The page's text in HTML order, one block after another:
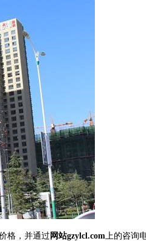
格，并通过 网站gzylcl.com上的咨询